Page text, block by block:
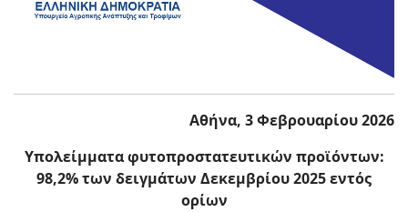
Αθήνα, 3 Φεβρουαρίου 2026
Υπολείμματα φυτοπροστατευτικών προϊόντων:
98,2% των δειγμάτων Δεκεμβρίου 2025 εντός
ορίων